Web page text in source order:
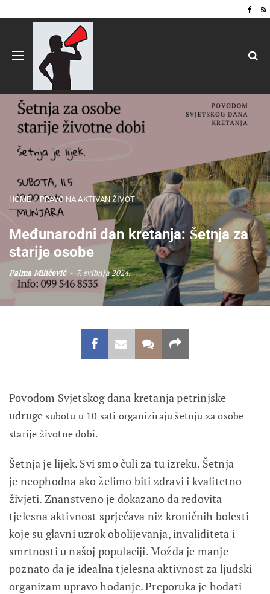
HOME PRAVO NA AKTIVAN ŽIVOT
Međunarodni dan kretanja: Šetnja za
starije osobe
Palma Miličević 7. svibnja 2024.
Povodom Svjetskog dana kretanja petrinjske
udrugesubotu u 10 sati organiziraju šetnju za osobe
starije životne dobi.
Šetnja je lijek. Svi smo čuli za tu izreku. Šetnja
je neophodna ako želimo biti zdravi i kvalitetno
živjeti. Znanstveno je dokazano da redovita
tjelesna aktivnost sprječava niz kroničnih bolesti
koje su glavni uzrok obolijevanja, invaliditeta i
smrtnosti u našoj populaciji. Možda je manje
poznato da je idealna tjelesna aktivnost za ljudski
organizam upravo hodanje. Preporuka je hodati